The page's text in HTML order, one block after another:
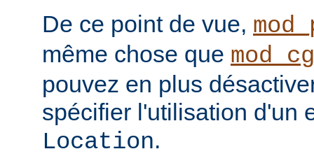
De ce point de vue,
même chose que
pouvez en plus
spécifier l'utilisation d'un
Location.